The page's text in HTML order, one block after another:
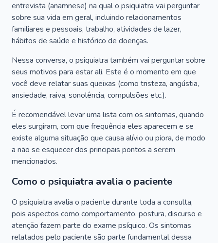
entrevista (anamnese) na qual o psiquiatra vai perguntar
sobre sua vida em geral, incluindo relacionamentos
familiares e pessoais, trabalho, atividades de lazer,
hábitos de saúde e histórico de doenças.
Nessa conversa, o psiquiatra também vai perguntar sobre
seus motivos para estar ali. Este é o momento em que
você deve relatar suas queixas (como tristeza, angústia,
ansiedade, raiva, sonolência, compulsões etc.).
É recomendável levar uma lista com os sintomas, quando
eles surgiram, com que frequência eles aparecem e se
existe alguma situação que causa alívio ou piora, de modo
a não se esquecer dos principais pontos a serem
mencionados.
Como o psiquiatra avalia o paciente
O psiquiatra avalia o paciente durante toda a consulta,
pois aspectos como comportamento, postura, discurso e
atenção fazem parte do exame psíquico. Os sintomas
relatados pelo paciente são parte fundamental dessa